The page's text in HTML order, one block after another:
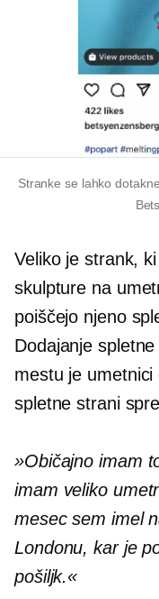
Stranke se lahko
Veliko je strank,
skulpture na
poiščejo njeno
Dodajanje
mestu je
spletne strani
»Običajno imam
imam veliko
mesec sem imel
Londonu, kar je
pošiljk.«